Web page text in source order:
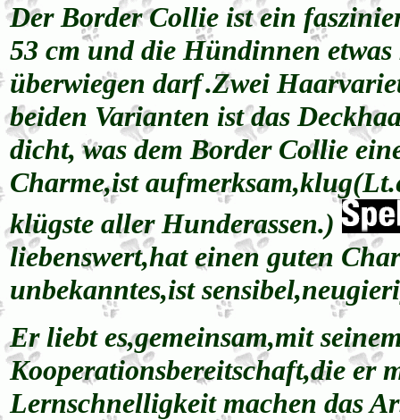
Der Border Collie ist ein
53 cm und die Hündinnen
überwiegen darf.Zwei
beiden Varianten ist das
dicht, was dem Border Collie
Charme,ist
klügste aller Hunderassen.)
liebenswert,hat einen guten
unbekanntes,ist
Er liebt es,gemeinsam,mit
Kooperationsbereitschaft,die er
Lernschnelligkeit machen das